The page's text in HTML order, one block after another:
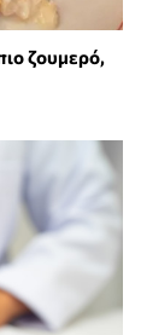
ζουμερό,